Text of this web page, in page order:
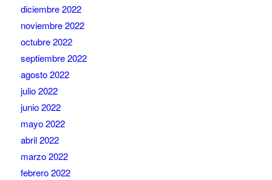
diciembre 2022
noviembre 2022
octubre 2022
septiembre 2022
agosto 2022
julio 2022
junio 2022
mayo 2022
abril 2022
marzo 2022
febrero 2022